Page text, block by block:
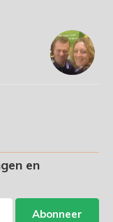
en
Abonneer